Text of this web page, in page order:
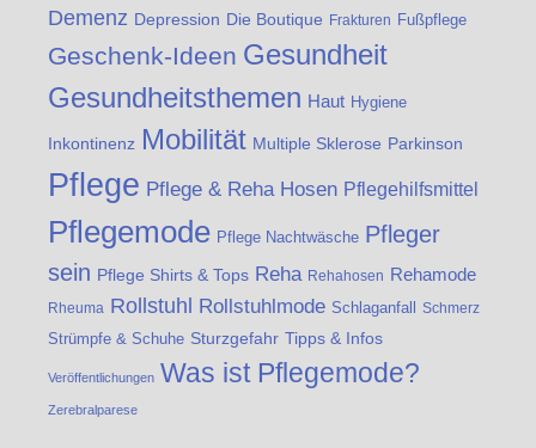
Demenz Depression Die Boutique Frakturen Fußpflege
Geschenk-Ideen Gesundheit
Gesundheitsthemen Haut Hygiene
Inkontinenz Mobilität Multiple Sklerose Parkinson
Pflege Pflege & Reha Hosen Pflegehilfsmittel
Pflegemode Pflege Nachtwäsche Pfleger
sein Pflege Shirts & Tops Reha Rehahosen Rehamode
Rheuma Rollstuhl Rollstuhlmode Schlaganfall Schmerz
Strümpfe & Schuhe Sturzgefahr Tipps & Infos
Veröffentlichungen Was ist Pflegemode?
Zerebralparese